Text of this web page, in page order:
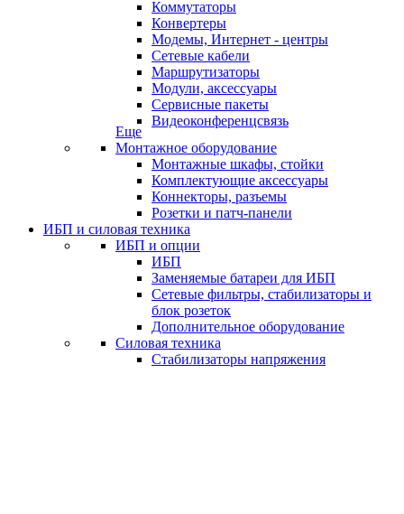
Коммутаторы
Конвертеры
Модемы, Интернет - центры
Сетевые кабели
Маршрутизаторы
Модули, аксессуары
Сервисные пакеты
Видеоконференцсвязь
Еще
Монтажное оборудование
Монтажные шкафы, стойки
Комплектующие аксессуары
Коннекторы, разъемы
Розетки и патч-панели
ИБП и силовая техника
ИБП и опции
ИБП
Заменяемые батареи для ИБП
Сетевые фильтры, стабилизаторы и
блок розеток
Дополнительное оборудование
Силовая техника
Стабилизаторы напряжения